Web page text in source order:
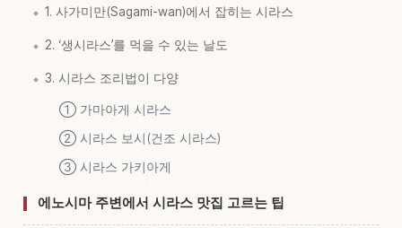
1. 사가미만(Sagami-wan)에서 잡히는 시라스
2. ‘생시라스’를 먹을 수 있는 날도
3. 시라스 조리법이 다양
① 가마아게 시라스
② 시라스 보시(건조 시라스)
③ 시라스 가키아게
에노시마 주변에서 시라스 맛집 고르는 팁